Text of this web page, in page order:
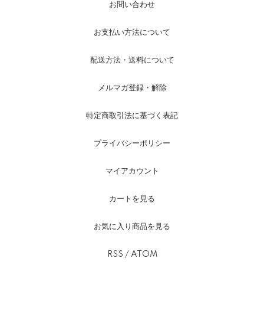
お問い合わせ
お支払い方法について
配送方法・送料について
メルマガ登録・解除
特定商取引法に基づく表記
プライバシーポリシー
マイアカウント
カートを見る
お気に入り商品を見る
RSS / ATOM